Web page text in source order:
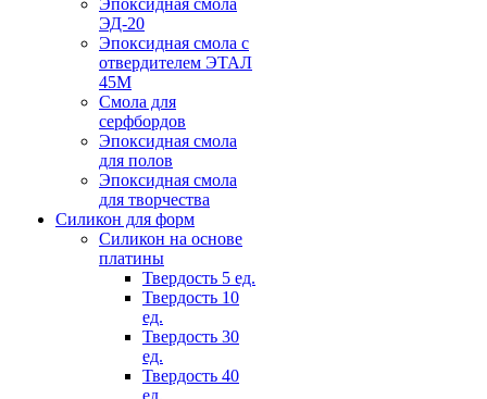
Эпоксидная смола
ЭД-20
Эпоксидная смола с
отвердителем ЭТАЛ
45М
Смола для
серфбордов
Эпоксидная смола
для полов
Эпоксидная смола
для творчества
Силикон для форм
Силикон на основе
платины
Твердость 5 ед.
Твердость 10
ед.
Твердость 30
ед.
Твердость 40
ед.